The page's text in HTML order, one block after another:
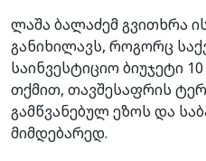
ლაშა ბალაძემ გვითხრა
განიხილავს, როგორც
საინვესტიციო ბიუჯეტი
თქმით, თავშესაფრის
გამწვანებულ ეზოს და
მიმდებარედ.